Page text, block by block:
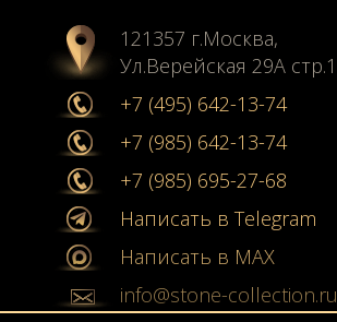
121357 г.Москва,
Ул.Верейская 29А стр.1
+7 (495) 642-13-74
+7 (985) 642-13-74
+7 (985) 695-27-68
Написать в Telegram
Написать в MAX
info@stone-collection.ru